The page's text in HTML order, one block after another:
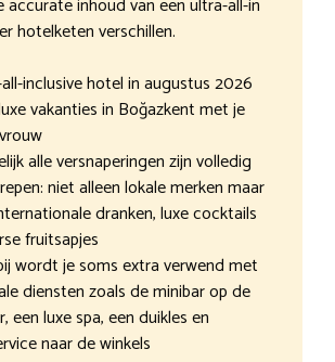
accurate inhoud van een ultra-all-in
hotelketen verschillen.
inclusive hotel in augustus 2026
vakanties in Boğazkent met je
alle versnaperingen zijn volledig
niet alleen lokale merken maar
dranken, luxe cocktails
fruitsapjes
wordt je soms extra verwend met
diensten zoals de minibar op de
een luxe spa, een duikles en
naar de winkels